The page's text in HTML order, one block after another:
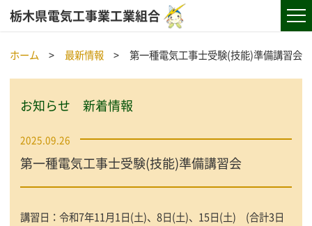
栃木県電気工事業工業組合
ホーム 最新情報 第一種電気工事士受験(技能)準備講習会
お知らせ 新着情報
2025.09.26
第一種電気工事士受験(技能)準備講習会
講習日：令和7年11月1日(土)、8日(土)、15日(土) (合計3日